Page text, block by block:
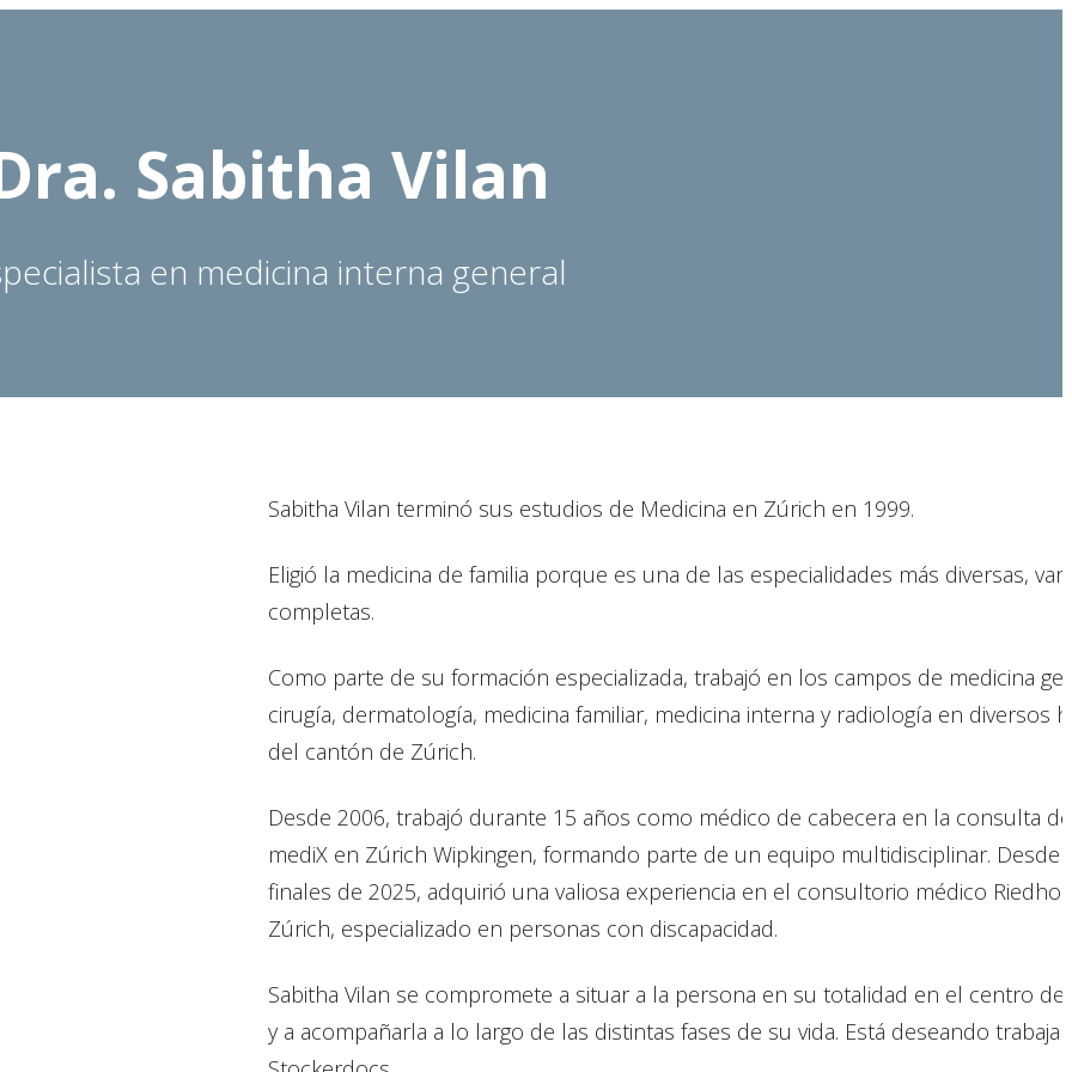
Sabitha Vilan
en medicina interna general
Sabitha Vilan terminó sus estudios de Medicina en Zúrich en 1999.
Eligió la medicina de familia porque es una de las especialidades más diversas,
completas.
Como parte de su formación especializada, trabajó en los campos de medicina
cirugía, dermatología, medicina familiar, medicina interna y radiología en diversos
del cantón de Zúrich.
Desde 2006, trabajó durante 15 años como médico de cabecera en la consulta
mediX en Zúrich Wipkingen, formando parte de un equipo multidisciplinar. Desde
finales de 2025, adquirió una valiosa experiencia en el consultorio médico
Zúrich, especializado en personas con discapacidad.
Sabitha Vilan se compromete a situar a la persona en su totalidad en el centro de
y a acompañarla a lo largo de las distintas fases de su vida. Está deseando